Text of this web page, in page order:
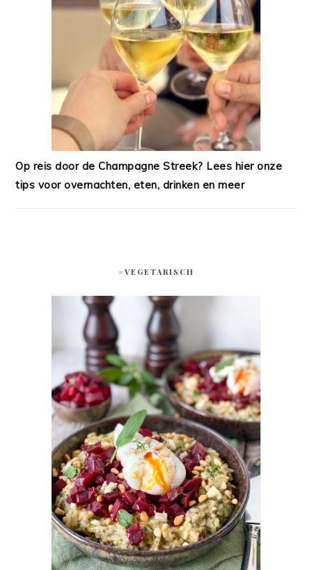
Op reis door de Champagne Streek? Lees hier onze
tips voor overnachten, eten, drinken en meer
#VEGETARISCH